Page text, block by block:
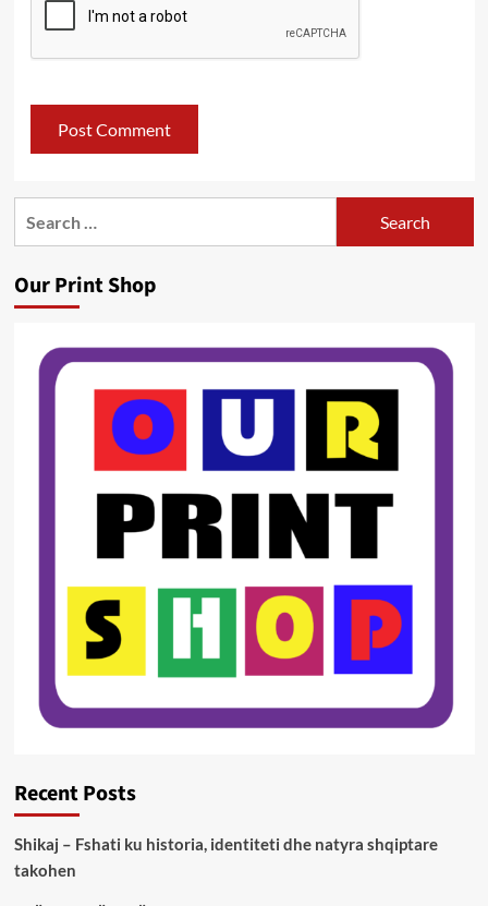
Our Print Shop
Recent Posts
Shikaj – Fshati ku historia, identiteti dhe natyra shqiptare
takohen